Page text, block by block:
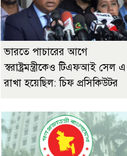
ভারতে পাচারের আগে
স্বরাষ্ট্রমন্ত্রীকেও টিএফআই সেল এ
রাখা হয়েছিল: চিফ প্রসিকিউটর